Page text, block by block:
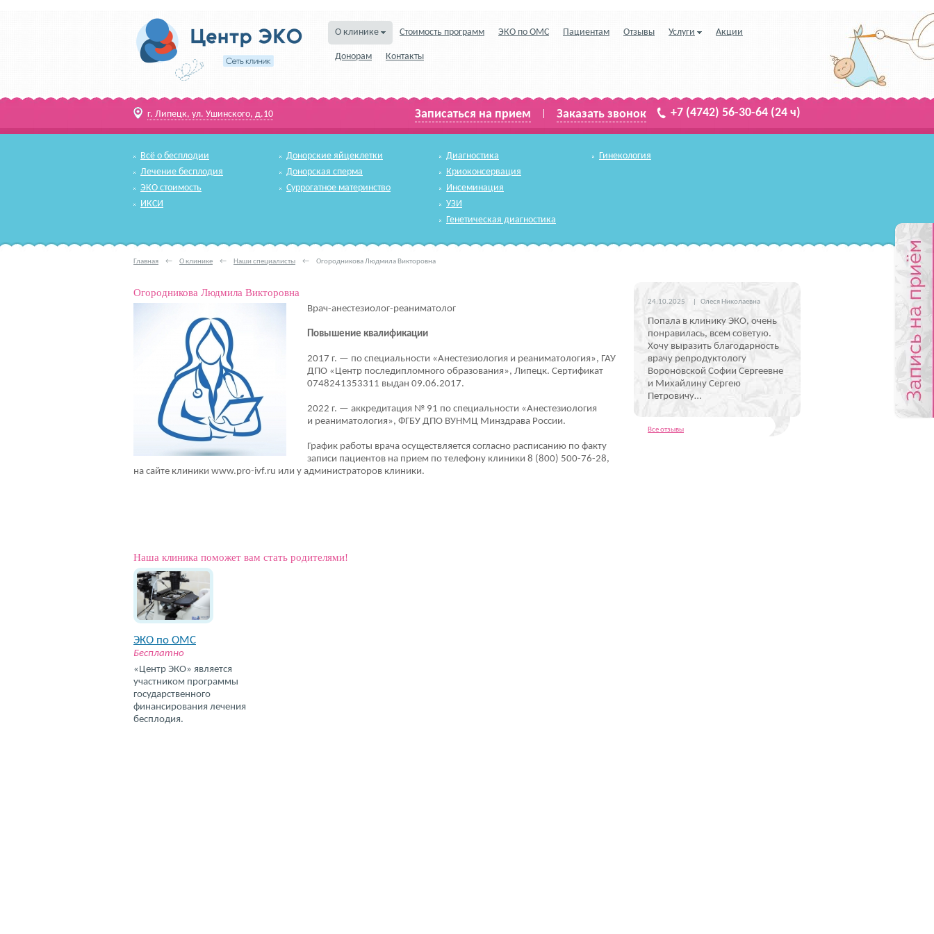
О клинике Стоимость программ ЭКО по ОМС Пациентам Отзывы Услуги Акции
Донорам Контакты
г. Липецк, ул. Ушинского, д.10 +7 (4742) 56-30-64 (24 ч)
Записаться на прием Заказать звонок
Всё о бесплодии
Лечение бесплодия
ЭКО стоимость
ИКСИ
Донорские яйцеклетки
Донорская сперма
Суррогатное материнство
Диагностика
Криоконсервация
Инсеминация
УЗИ
Генетическая диагностика
Гинекология
Главная ← О клинике ← Наши специалисты ← Огородникова Людмила Викторовна
Огородникова Людмила Викторовна
Врач-анестезиолог-реаниматолог
Повышение квалификации
2017 г. — по специальности «Анестезиология и реаниматология», ГАУ
ДПО «Центр последипломного образования», Липецк. Сертификат
0748241353311 выдан 09.06.2017.
2022 г. — аккредитация № 91 по специальности «Анестезиология
и реаниматология», ФГБУ ДПО ВУНМЦ Минздрава России.
График работы врача осуществляется согласно расписанию по факту
записи пациентов на прием по телефону клиники 8 (800) 500-76-28,
на сайте клиники www.pro-ivf.ru или у администраторов клиники.
Наша клиника поможет вам стать родителями!
ЭКО по ОМС
Бесплатно
«Центр ЭКО» является
участником программы
государственного
финансирования лечения
бесплодия.
24.10.2025 Олеся Николаевна
Попала в клинику ЭКО, очень
понравилась, всем советую.
Хочу выразить благодарность
врачу репродуктологу
Вороновской Софии Сергеевне
и Михайлину Сергею
Петровичу…
Все отзывы